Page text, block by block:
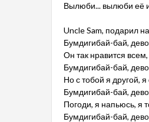
Вылюби... вылюби её
Uncle Sam, подарил
Бумдигибай-бай,
Он так нравится
Бумдигибай-бай,
Но с тобой я другой, я
Бумдигибай-бай,
Погоди, я напьюсь, я
Бумдигибай-бай,